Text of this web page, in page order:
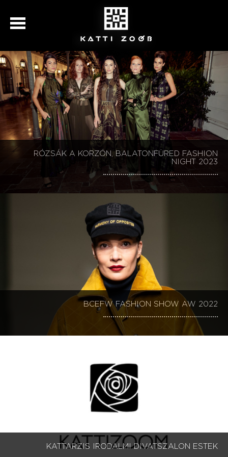
KATTI ZOÓB 30, BALATONFÜRED FASHION NIGHT
RÓZSÁK A KORZÓN, BALATONFÜRED FASHION
NIGHT 2023
KATTI ZOÓB BALATONFÜRED FASHION NIGHT
KATTI ZOÓB 30, BALATONFÜRED FASHION NIGHT
SZÉCHENYI 2020
BCEFW FASHION SHOW AW 2022
KATTARZIS IRODALMI DIVATSZALON ESTEK
KATTARZIS IRODALMI DIVATSZALON ESTEK 1-9